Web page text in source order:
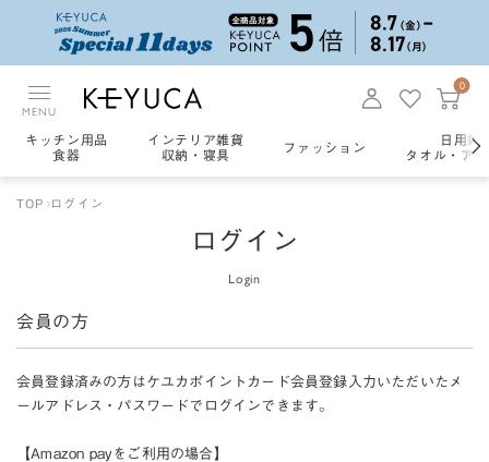
MENU
0
キッチン用品
食器
インテリア雑貨
収納・寝具
ファッション
日用雑
タオル・ア
TOP ログイン
ログイン
Login
会員の方
会員登録済みの方はケユカポイントカード会員登録入力いただいたメ
ールアドレス・パスワードでログインできます。
【Amazon payをご利用の場合】